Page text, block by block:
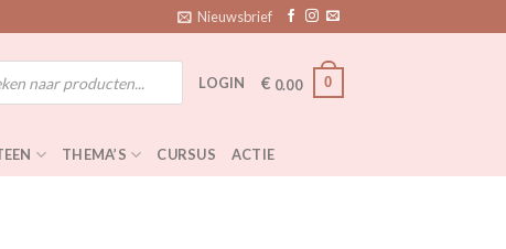
Nieuwsbrief
LOGIN € 0.00 0
THEMA’S CURSUS ACTIE